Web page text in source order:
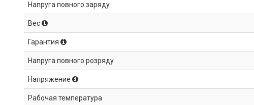
Напруга повного заряду
Вес
Гарантия
Напруга повного розряду
Напряжение
Рабочая температура